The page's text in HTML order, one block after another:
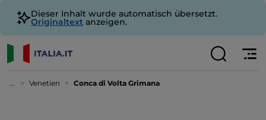
Dieser Inhalt wurde automatisch übersetzt.
Originaltext anzeigen.
... Venetien Conca di Volta Grimana